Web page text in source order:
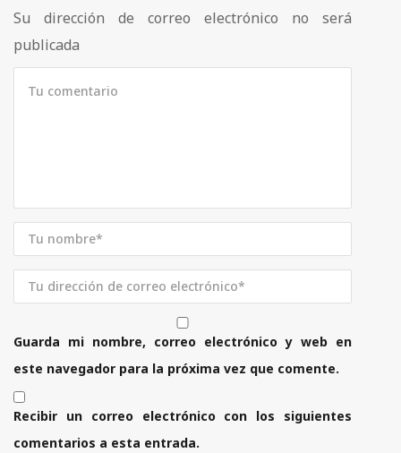
Su dirección de correo electrónico no será
publicada
Guarda mi nombre, correo electrónico y web en
este navegador para la próxima vez que comente.
Recibir un correo electrónico con los siguientes
comentarios a esta entrada.